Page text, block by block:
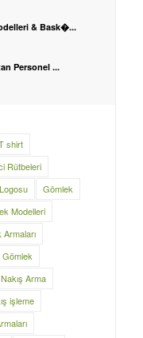
& Bask�...
Personel ...
shirt
Rütbeleri
Gömlek
Modelleri
Gömlek
Nakış Arma
işleme